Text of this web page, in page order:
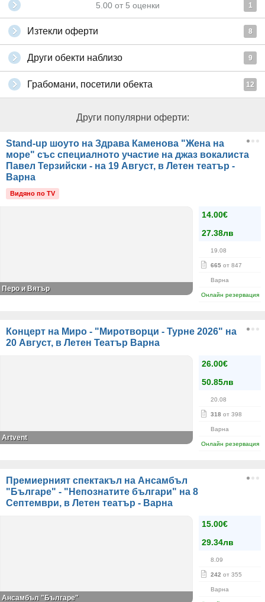
5.00 от 5 оценки 1
Изтекли оферти 8
Други обекти наблизо 9
Грабомани, посетили обекта 12
Други популярни оферти:
Stand-up шоуто на Здрава Каменова "Жена на
море" със специалното участие на джаз вокалиста
Павел Терзийски - на 19 Август, в Летен театър -
Варна
Видяно по TV
14.00€
27.38лв
19.08
665 от 847
Варна
Онлайн резервация
Перо и Вятър
Концерт на Миро - "Миротворци - Турне 2026" на
20 Август, в Летен Театър Варна
26.00€
50.85лв
20.08
318 от 398
Варна
Онлайн резервация
Artvent
Премиерният спектакъл на Ансамбъл
"Българе" - "Непознатите българи" на 8
Септември, в Летен театър - Варна
15.00€
29.34лв
8.09
242 от 355
Варна
Ансамбъл "Българе"